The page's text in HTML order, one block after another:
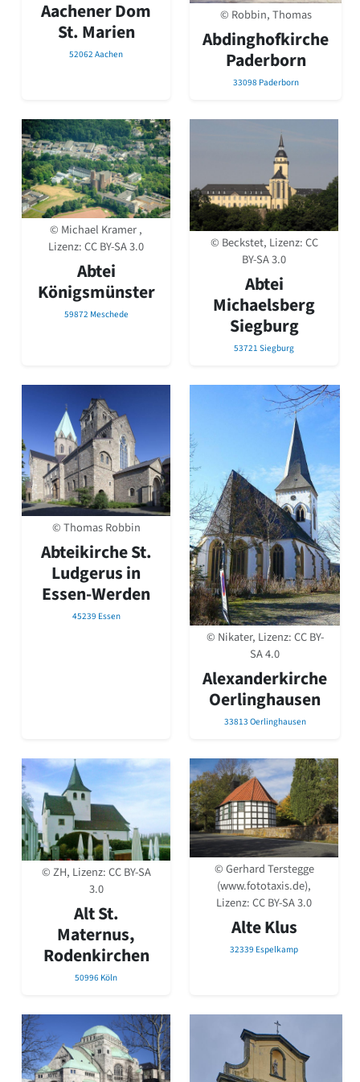
Romanik
Vorromanik
Römische Antike
Freunde & Förderer
Kontakt
Impressum
Datenschutz
Suchbegriff eingeben
Aachener Dom
St. Marien
52062 Aachen
© Robbin, Thomas
Abdinghofkirche
Paderborn
33098 Paderborn
© Michael Kramer ,
Lizenz:CC BY-SA 3.0
Abtei
Königsmünster
59872 Meschede
© Beckstet, Lizenz:CC
BY-SA 3.0
Abtei
Michaelsberg
Siegburg
53721 Siegburg
© Thomas Robbin
Abteikirche St.
Ludgerus in
Essen-Werden
45239 Essen
© Nikater, Lizenz:CC BY-
SA 4.0
Alexanderkirche
Oerlinghausen
33813 Oerlinghausen
© ZH, Lizenz:CC BY-SA
3.0
Alt St.
Maternus,
Rodenkirchen
50996 Köln
© Gerhard Terstegge
(www.fototaxis.de),
Lizenz:CC BY-SA 3.0
Alte Klus
32339 Espelkamp